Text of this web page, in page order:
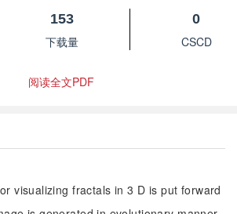
153
下载量
0
CSCD
阅读全文PDF
visualizing fractals in 3 D is put forward